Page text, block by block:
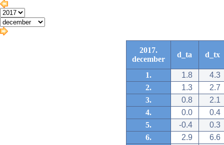
2017.
december
d_ta d_tx
1. 1.8
4.3
2.
1.3
2.7
3.
0.8
2.1
4.
0.0
0.4
5.
-0.4
0.3
6.
2.9
6.6